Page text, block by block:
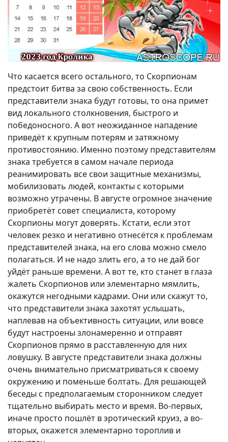
Что касается всего остального, то Скорпионам
предстоит битва за свою собственность. Если
представители знака будут готовы, то она примет
вид локального столкновения, быстрого и
победоносного. А вот неожиданное нападение
приведёт к крупным потерям и затяжному
противостоянию. Именно поэтому представителям
знака требуется в самом начале периода
реанимировать все свои защитные механизмы,
мобилизовать людей, контакты с которыми
возможно утрачены. В августе огромное значение
приобретёт совет специалиста, которому
Скорпионы могут доверять. Кстати, если этот
человек резко и негативно отнесётся к проблемам
представителей знака, на его слова можно смело
полагаться. И не надо злить его, а то не дай бог
уйдёт раньше времени. А вот те, кто станет в глаза
жалеть Скорпионов или элементарно мямлить,
окажутся негодными кадрами. Они или скажут то,
что представители знака захотят услышать,
наплевав на объективность ситуации, или вовсе
будут настроены злонамеренно и отправят
Скорпионов прямо в расставленную для них
ловушку. В августе представители знака должны
очень внимательно присматриваться к своему
окружению и поменьше болтать. Для решающей
беседы с предполагаемым сторонником следует
тщательно выбирать место и время. Во-первых,
иначе просто пошлёт в эротический круиз, а во-
вторых, окажется элементарно тороплив и